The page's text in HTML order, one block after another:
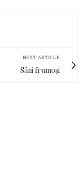
NEXT ARTICLE
Sâni frumoși